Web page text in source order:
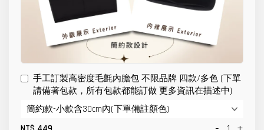
手工訂製高密度毛氈內膽包 不限品牌 四款/多色 (下單
請備著包款，所有包款都能訂做 更多資訊在描述中)